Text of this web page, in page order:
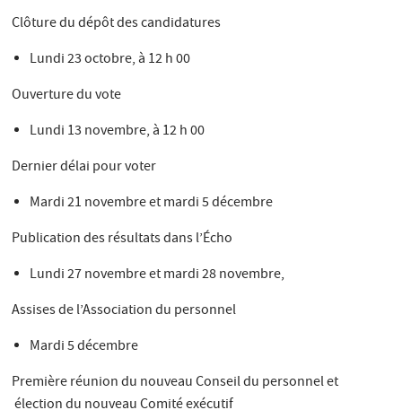
Clôture du dépôt des candidatures
Lundi 23 octobre, à 12 h 00
Ouverture du vote
Lundi 13 novembre, à 12 h 00
Dernier délai pour voter
Mardi 21 novembre et mardi 5 décembre
Publication des résultats dans l’Écho
Lundi 27 novembre et mardi 28 novembre,
Assises de l’Association du personnel
Mardi 5 décembre
Première réunion du nouveau Conseil du personnel et
élection du nouveau Comité exécutif